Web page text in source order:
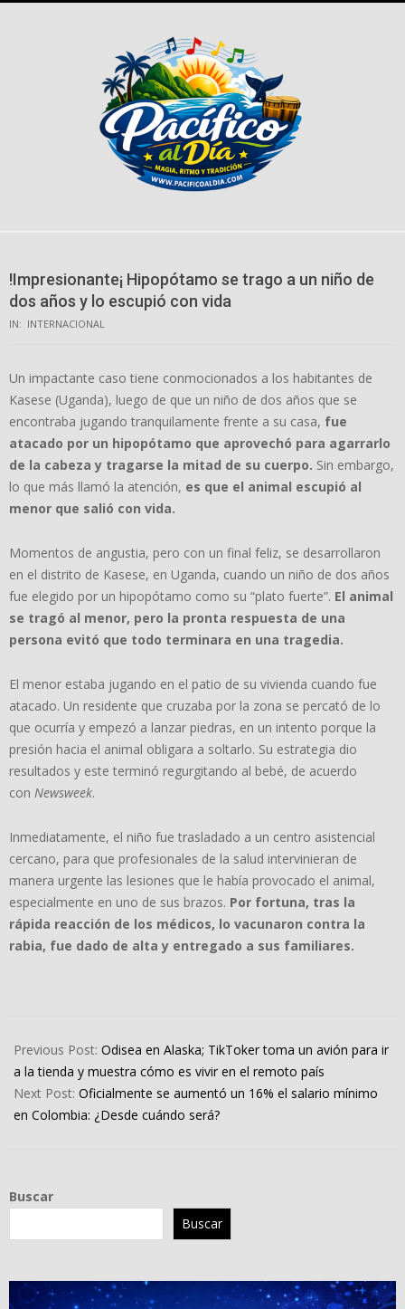
!Impresionante¡ Hipopótamo se trago a un niño de
dos años y lo escupió con vida
IN: INTERNACIONAL
Un impactante caso tiene conmocionados a los habitantes de
Kasese (Uganda), luego de que un niño de dos años que se
encontraba jugando tranquilamente frente a su casa, fue
atacado por un hipopótamo que aprovechó para agarrarlo
de la cabeza y tragarse la mitad de su cuerpo. Sin embargo,
lo que más llamó la atención, es que el animal escupió al
menor que salió con vida.
Momentos de angustia, pero con un final feliz, se desarrollaron
en el distrito de Kasese, en Uganda, cuando un niño de dos años
fue elegido por un hipopótamo como su “plato fuerte”. El animal
se tragó al menor, pero la pronta respuesta de una
persona evitó que todo terminara en una tragedia.
El menor estaba jugando en el patio de su vivienda cuando fue
atacado. Un residente que cruzaba por la zona se percató de lo
que ocurría y empezó a lanzar piedras, en un intento porque la
presión hacia el animal obligara a soltarlo. Su estrategia dio
resultados y este terminó regurgitando al bebé, de acuerdo
con Newsweek.
Inmediatamente, el niño fue trasladado a un centro asistencial
cercano, para que profesionales de la salud intervinieran de
manera urgente las lesiones que le había provocado el animal,
especialmente en uno de sus brazos. Por fortuna, tras la
rápida reacción de los médicos, lo vacunaron contra la
rabia, fue dado de alta y entregado a sus familiares.
12-
15
Previous Post: Odisea en Alaska; TikToker toma un avión para ir
a la tienda y muestra cómo es vivir en el remoto país
Next Post: Oficialmente se aumentó un 16% el salario mínimo
en Colombia: ¿Desde cuándo será?
Buscar
Buscar